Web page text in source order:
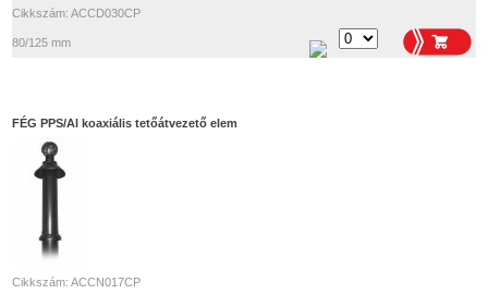
Cikkszám: ACCD030CP
80/125 mm
FÉG PPS/Al koaxiális tetőátvezető elem
Cikkszám: ACCN017CP